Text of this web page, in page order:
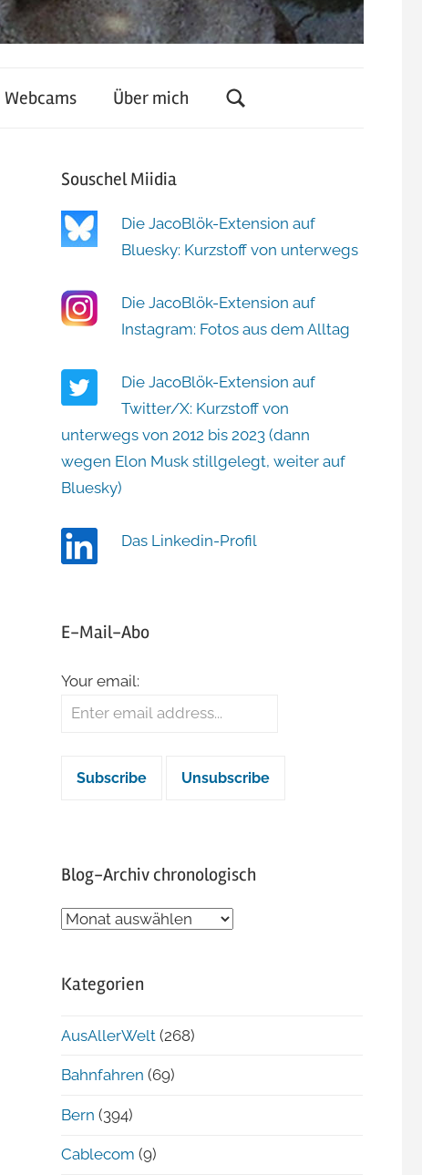
Webcams Über mich
Souschel Miidia
Die JacoBlök-Extension auf
Bluesky: Kurzstoff von unterwegs
Die JacoBlök-Extension auf
Instagram: Fotos aus dem Alltag
Die JacoBlök-Extension auf
Twitter/X: Kurzstoff von
unterwegs von 2012 bis 2023 (dann
wegen Elon Musk stillgelegt, weiter auf
Bluesky)
Das Linkedin-Profil
E-Mail-Abo
Your email:
Blog-Archiv chronologisch
Blog-
Kategorien
AusAllerWelt (268)
Bahnfahren (69)
Bern (394)
Cablecom (9)